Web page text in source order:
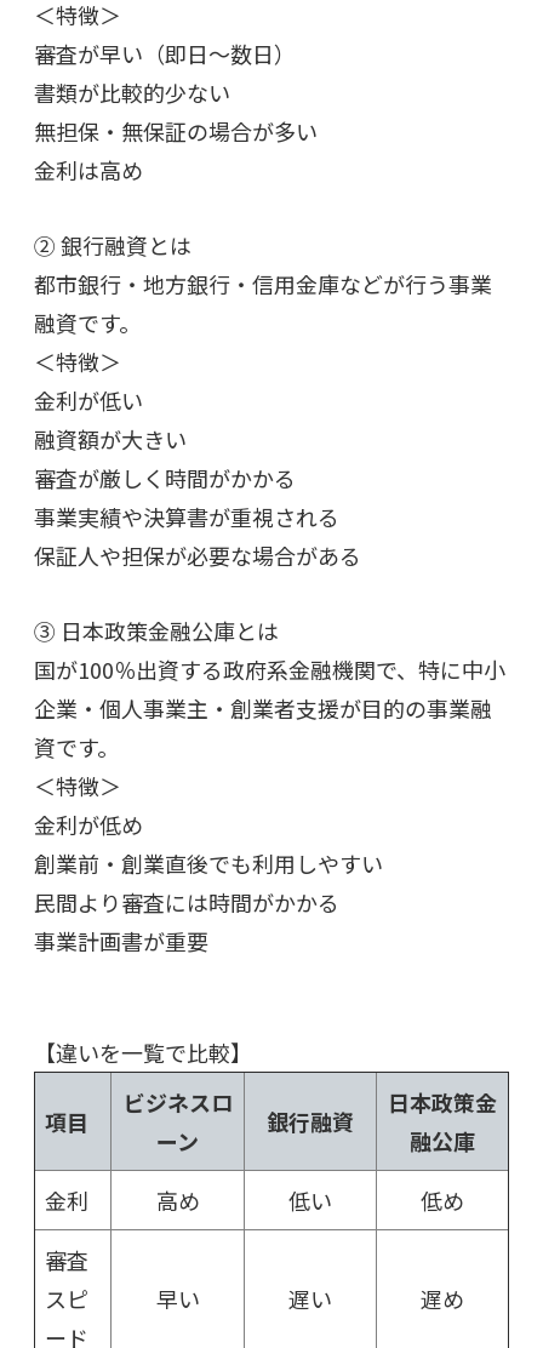
＜特徴＞
審査が早い（即日〜数日）
書類が比較的少ない
無担保・無保証の場合が多い
金利は高め
② 銀行融資とは
都市銀行・地方銀行・信用金庫などが行う事業
融資です。
＜特徴＞
金利が低い
融資額が大きい
審査が厳しく時間がかかる
事業実績や決算書が重視される
保証人や担保が必要な場合がある
③ 日本政策金融公庫とは
国が100％出資する政府系金融機関で、特に中小
企業・個人事業主・創業者支援が目的の事業融
資です。
＜特徴＞
金利が低め
創業前・創業直後でも利用しやすい
民間より審査には時間がかかる
事業計画書が重要
【違いを一覧で比較】
項目
ビジネスロ
ーン
銀行融資
日本政策金
融公庫
金利
高め 低い
低め
審査
スピ
ード
早い 遅い 遅め